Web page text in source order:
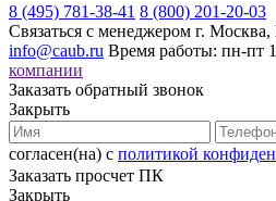
8 (495) 781-38-41 8 (800) 201-20-03
Связаться с менеджером г. Москва,
info@caub.ru Время работы: пн-пт
компании
Заказать обратный звонок
Закрыть
согласен(на) с политикой
Заказать просчет ПК
Закрыть